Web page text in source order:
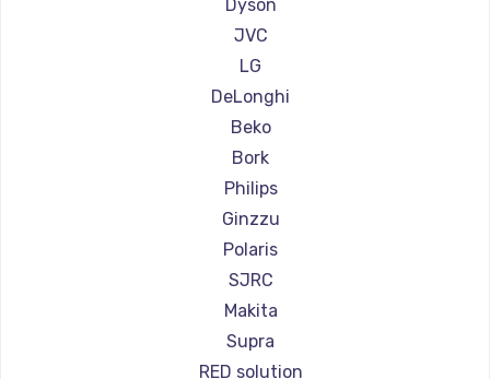
Ремонт пылесосов Clever clean
Ремонт пылесосов DEXP
Ремонт пылесосов Haier
Ремонт пылесосов Pioneer
Ремонт пылесосов Electrolux
Ремонт пылесосов Grundig
Ремонт пылесосов BBK
Ремонт пылесосов Scarlett
Ремонт пылесосов Kyvol
Ремонт пылесосов Eigen
Ремонт пылесосов Honor
Ремонт пылесосов Qyron
Dyson
JVC
LG
DeLonghi
Beko
Bork
Philips
Ginzzu
Polaris
SJRC
Makita
Supra
RED solution